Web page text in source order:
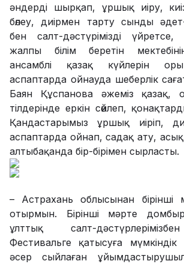
әндерді шырқап, ұршық иіру,
бөлеу, диірмен тарту сынды
бен салт-дәстүрімізді
жалпы білім беретін
ансамблі қазақ күйлерін
аспаптарда ойнауда шеберлік
Баян Құспанова әжеміз қазақ,
тілдерінде еркін сөйлеп,
Қандастарымыз ұршық иіріп,
аспаптарда ойнап, садақ ату,
алтыбақанда бір-бірімен сырласты.
–
Астрахань облысынан бірінші
отырмын. Бірінші мәрте
ұлттық салт-
Фестивальге қатысуға мүмкіндік
әсер сыйлаған